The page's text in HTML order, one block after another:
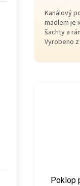
Kanálový
madlem je
šachty a
Vyrobeno
Poklop